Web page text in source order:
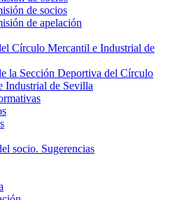
de socios
de apelación
Círculo Mercantil e Industrial de
la Sección Deportiva del Círculo
Industrial de Sevilla
socio. Sugerencias